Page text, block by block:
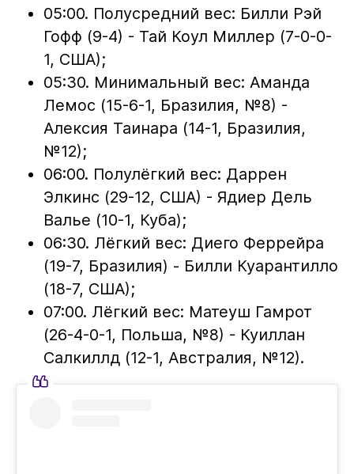
05:00. Полусредний вес: Билли Рэй
Гофф (9-4) - Тай Коул Миллер (7-0-0-
1, США);
05:30. Минимальный вес: Аманда
Лемос (15-6-1, Бразилия, №8) -
Алексия Таинара (14-1, Бразилия,
№12);
06:00. Полулёгкий вес: Даррен
Элкинс (29-12, США) - Ядиер Дель
Валье (10-1, Куба);
06:30. Лёгкий вес: Диего Феррейра
(19-7, Бразилия) - Билли Куарантилло
(18-7, США);
07:00. Лёгкий вес: Матеуш Гамрот
(26-4-0-1, Польша, №8) - Куиллан
Салкиллд (12-1, Австралия, №12).